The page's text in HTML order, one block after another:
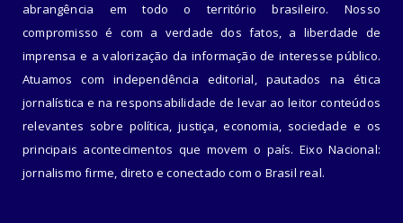
abrangência em todo o território brasileiro. Nosso
compromisso é com a verdade dos fatos, a liberdade de
imprensa e a valorização da informação de interesse público.
Atuamos com independência editorial, pautados na ética
jornalística e na responsabilidade de levar ao leitor conteúdos
relevantes sobre política, justiça, economia, sociedade e os
principais acontecimentos que movem o país. Eixo Nacional:
jornalismo firme, direto e conectado com o Brasil real.